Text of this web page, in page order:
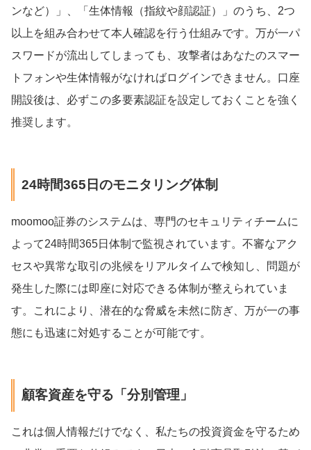
ンなど）」、「生体情報（指紋や顔認証）」のうち、2つ
以上を組み合わせて本人確認を行う仕組みです。万が一パ
スワードが流出してしまっても、攻撃者はあなたのスマー
トフォンや生体情報がなければログインできません。口座
開設後は、必ずこの多要素認証を設定しておくことを強く
推奨します。
24時間365日のモニタリング体制
moomoo証券のシステムは、専門のセキュリティチームに
よって24時間365日体制で監視されています。不審なアク
セスや異常な取引の兆候をリアルタイムで検知し、問題が
発生した際には即座に対応できる体制が整えられていま
す。これにより、潜在的な脅威を未然に防ぎ、万が一の事
態にも迅速に対処することが可能です。
顧客資産を守る「分別管理」
これは個人情報だけでなく、私たちの投資資金を守るため